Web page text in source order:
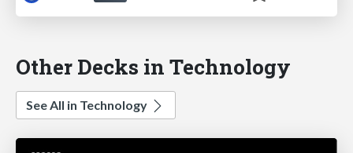
Other Decks in Technology
See All in Technology